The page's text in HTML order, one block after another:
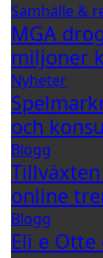
Samhälle &
MGA
miljoner
Nyheter
och
Blogg
online
Blogg
Eli e Otte